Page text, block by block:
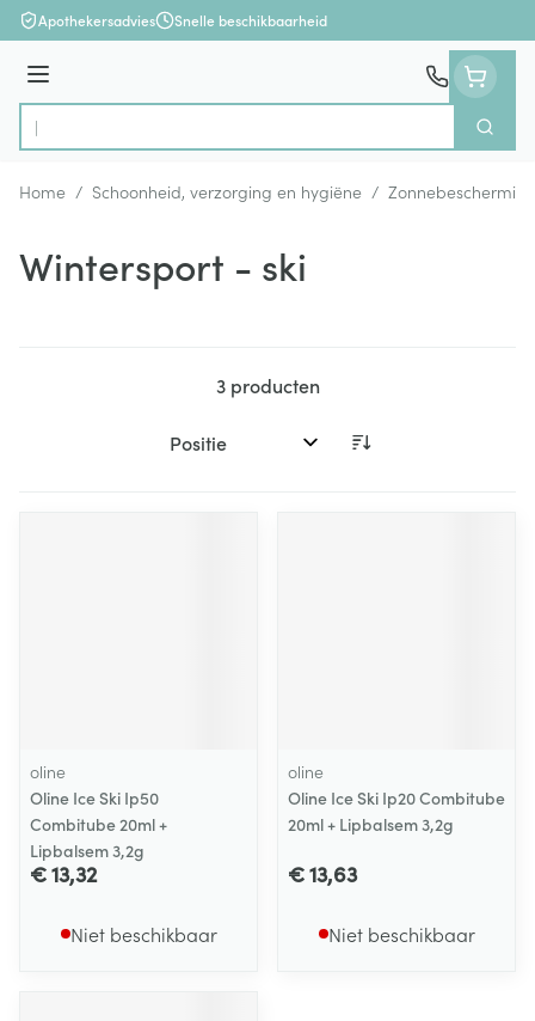
Ga naar de inhoud
Apothekersadvies Snelle beschikbaarheid
Menu
Product, merk, categorie...
Zoek
Home / Schoonheid, verzorging en hygiëne / Zonnebescherming
Wintersport - ski
3producten
Sorteer op:
oline
Oline Ice Ski Ip50
Combitube 20ml +
Lipbalsem 3,2g
€ 13,32
Niet beschikbaar
oline
Oline Ice Ski Ip20 Combitube
20ml + Lipbalsem 3,2g
€ 13,63
Niet beschikbaar